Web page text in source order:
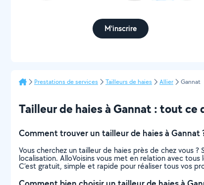
M'inscrire
Prestations de services Tailleurs de haies Allier Gannat
Tailleur de haies à Gannat : tout ce
Comment trouver un tailleur de haies à Gannat
Vous cherchez un tailleur de haies près de chez
localisation. AlloVoisins vous met en relation avec
C’est gratuit, simple et rapide pour réaliser tous vos